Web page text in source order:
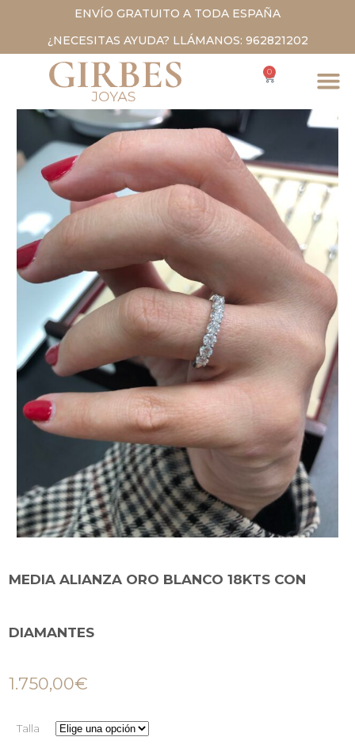
ENVÍO GRATUITO A TODA ESPAÑA
¿NECESITAS AYUDA? LLÁMANOS: 962821202
0
MEDIA ALIANZA ORO BLANCO 18KTS CON
DIAMANTES
1.750,00€
Talla